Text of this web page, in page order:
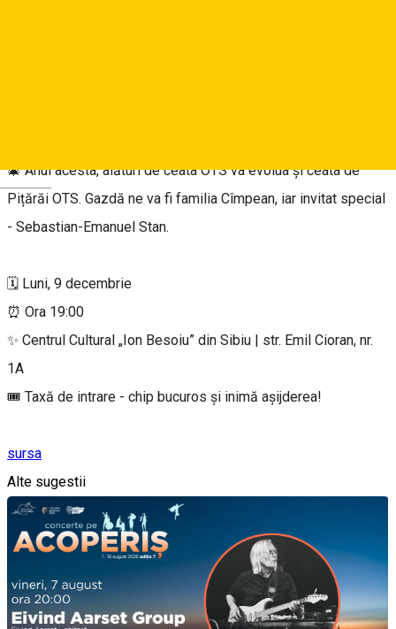
Deutsch
🎄 Anul acesta, alături de ceata OTS va evolua și ceata de
Pițărăi OTS. Gazdă ne va fi familia Cîmpean, iar invitat special
- Sebastian-Emanuel Stan.
🗓️ Luni, 9 decembrie
⏰ Ora 19:00
✨ Centrul Cultural „Ion Besoiu” din Sibiu | str. Emil Cioran, nr.
1A
🎟️ Taxă de intrare - chip bucuros și inimă așijderea!
sursa
Alte sugestii